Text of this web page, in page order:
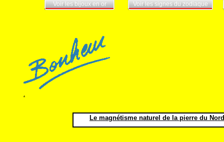
Voir les bijoux en or Voir les signes du zodiaque
Le magnétisme naturel de la pierre du
.